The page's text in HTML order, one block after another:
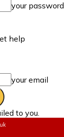
your password
help
your email
to you.